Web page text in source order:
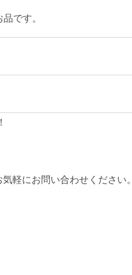
です。
軽にお問い合わせください。